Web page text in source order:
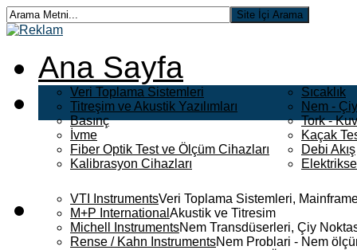
Ana Sayfa
Veri Toplama Sistemleri
Titreşim ve Akustik Yazılımları
Basınç
İvme
Fiber Optik Test ve Ölçüm Cihazları
Kalibrasyon Cihazları
Sıcaklık
Nem -
Tork -
Kaçak
Debi Akış
VTI InstrumentsVeri Toplama Sistemleri,
M+P International Akustik ve Titresim
Michell InstrumentsNem Transdüserleri, Çiy
Rense / Kahn InstrumentsNem Problari - Nem